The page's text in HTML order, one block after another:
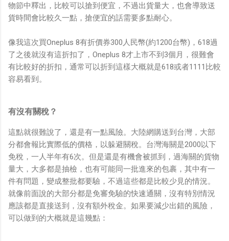
物節中釋出，比較可以搶到便宜，不過出貨量大，也會導致送
貨時間會比較久一點，搶便宜的話需要多點耐心。
像我這次買Oneplus 8有折價券300人民幣(約1200台幣)，618過
了之後就沒有這折扣了，Oneplus 8才上市不到3個月，很難會
有比較好的折扣，通常可以折到這樣大概就是618或者1111比較
容易看到。
有沒有關稅？
這點就很難說了，還是有一點風險。大陸網購送到台灣，大部
分都會報比實際低的價格，以躲避關稅。台灣海關是2000以下
免稅，一人半年有6次。但是還是有機會被抓到，過海關的貨物
量大，大多都是抽檢，也有可能同一批進來的包裹，其中有一
件有問題，變成整批都要驗，不過這些都是比較少見的情況。
就像前面說的大部分都是免審免驗的快速通關，沒有特別情況
應該都是直接送到，沒有額外稅金。如果要減少出錯的風險，
可以做到的大概就是這幾點：